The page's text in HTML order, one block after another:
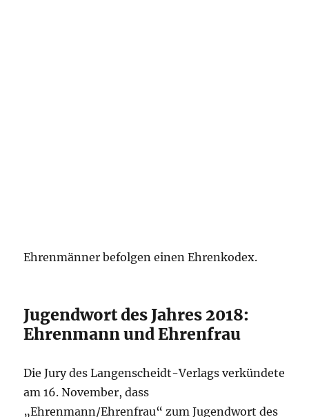
Ehrenmänner befolgen einen Ehrenkodex.
Jugendwort des Jahres 2018:
Ehrenmann und Ehrenfrau
Die Jury des Langenscheidt-Verlags verkündete
am 16. November, dass
„Ehrenmann/Ehrenfrau“ zum Jugendwort des